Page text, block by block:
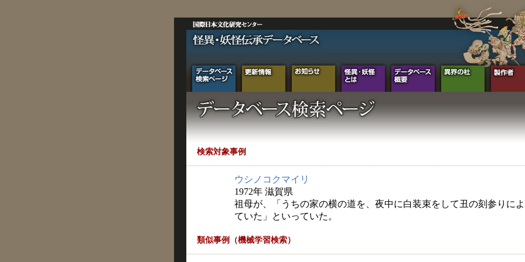
検索対象事例
ウシノコクマイリ
1972年 滋賀県
祖母が、「うちの家の横の道を、夜中に白装束をして丑の刻参りに
ていた」といっていた。
類似事例（機械学習検索）